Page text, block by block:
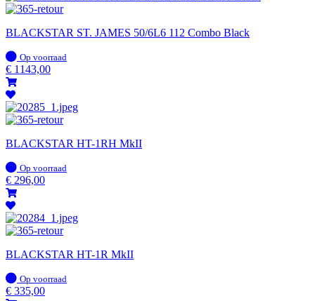
BLACKSTAR ST. JAMES 50/6L6 112 Combo Black
Op
voorraad
Op voorraad
€ 1143,00
BLACKSTAR HT-1RH MkII
Op
voorraad
Op voorraad
€ 296,00
BLACKSTAR HT-1R MkII
Op
voorraad
Op voorraad
€ 335,00